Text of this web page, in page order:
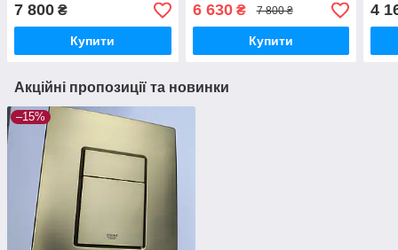
7 800 ₴
Купити
6 630₴ 7 800 ₴
Купити
4
Акційні пропозиції та новинки
–15%